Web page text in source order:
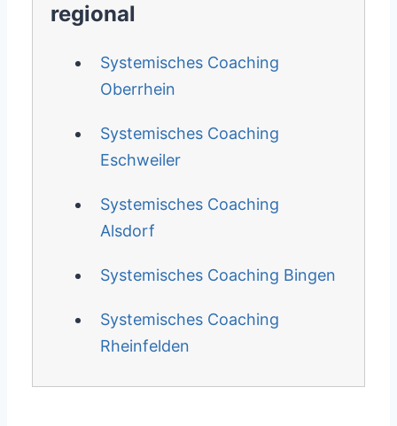
regional
Systemisches Coaching
Oberrhein
Systemisches Coaching
Eschweiler
Systemisches Coaching
Alsdorf
Systemisches Coaching Bingen
Systemisches Coaching
Rheinfelden